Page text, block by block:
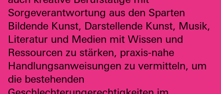
Sorgeverantwortung aus den Sparten
Bildende Kunst, Darstellende Kunst, Musik,
Literatur und Medien mit Wissen und
Ressourcen zu stärken, praxis-nahe
Handlungsanweisungen zu vermitteln, um
die bestehenden